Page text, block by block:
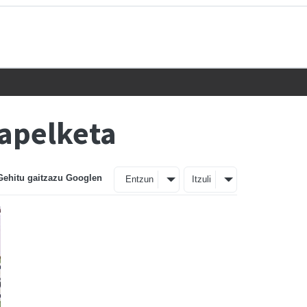
gaitzazu Googlen Entzun Itzuli